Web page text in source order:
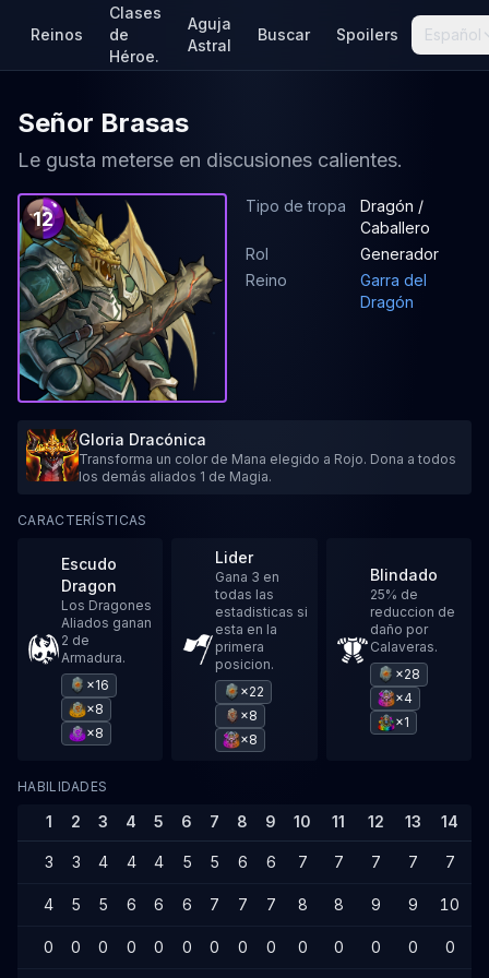
Reinos
Clases
de
Héroe.
Aguja
Astral
Buscar Spoilers Español
Señor Brasas
Le gusta meterse en discusiones calientes.
12
Tipo de tropa
Dragón /
Caballero
Rol
Generador
Reino
Garra del
Dragón
Gloria Dracónica
Transforma un color de Mana elegido a Rojo. Dona a todos
los demás aliados 1 de Magia.
CARACTERÍSTICAS
Escudo
Dragon
Los Dragones
Aliados ganan
2 de
Armadura.
×16
×8
×8
Lider
Gana 3 en
todas las
estadisticas si
esta en la
primera
posicion.
×22
×8
×8
Blindado
25% de
reduccion de
daño por
Calaveras.
×28
×4
×1
HABILIDADES
1 2 3 4 5 6 7 8 9 10 11 12 13 14
3 3 4 4 4 5 5 6 6 7 7 7 7 7
4 5 5 6 6 6 7 7 7 8 8 9 9 10
0 0 0 0 0 0 0 0 0 0 0 0 0 0